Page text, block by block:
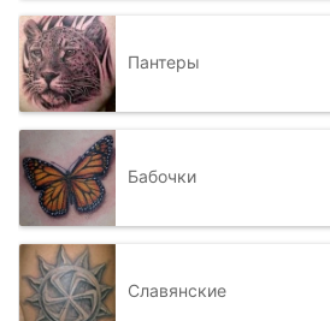
Пантеры
Бабочки
Славянские